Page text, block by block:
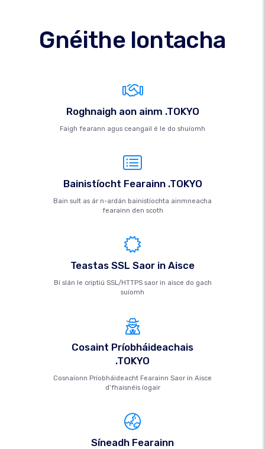
Gnéithe Iontacha
Roghnaigh aon ainm .TOKYO
Faigh fearann ​​agus ceangail é le do shuíomh
Bainistíocht Fearainn .TOKYO
Bain sult as ár n-ardán bainistíochta ainmneacha
fearainn den scoth
Teastas SSL Saor in Aisce
Bí slán le criptiú SSL/HTTPS saor in aisce do gach
suíomh
Cosaint Príobháideachais
.TOKYO
Cosnaíonn Príobháideacht Fearainn Saor in Aisce
d’fhaisnéis íogair
Síneadh Fearainn